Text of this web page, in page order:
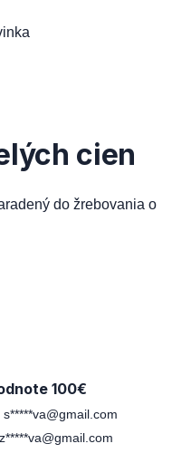
cien
do žrebovania o
100€
s*****va@gmail.com
z*****va@gmail.com